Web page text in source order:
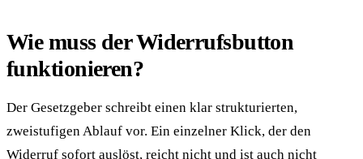
Wie muss der Widerrufsbutton
funktionieren?
Der Gesetzgeber schreibt einen klar strukturierten,
zweistufigen Ablauf vor. Ein einzelner Klick, der den
Widerruf sofort auslöst, reicht nicht und ist auch nicht